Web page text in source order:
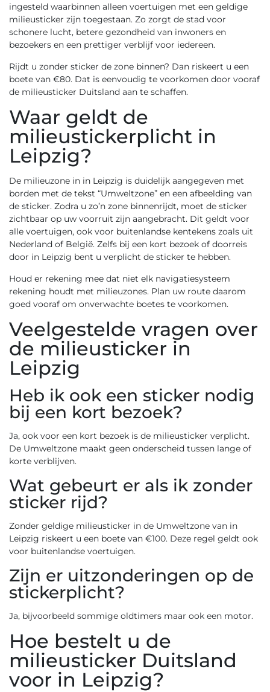
ingesteld waarbinnen alleen voertuigen met een geldige
milieusticker zijn toegestaan. Zo zorgt de stad voor
schonere lucht, betere gezondheid van inwoners en
bezoekers en een prettiger verblijf voor iedereen.
Rijdt u zonder sticker de zone binnen? Dan riskeert u een
boete van €80. Dat is eenvoudig te voorkomen door vooraf
de milieusticker Duitsland aan te schaffen.
Waar geldt de
milieustickerplicht in
Leipzig?
De milieuzone in in Leipzig is duidelijk aangegeven met
borden met de tekst “Umweltzone” en een afbeelding van
de sticker. Zodra u zo’n zone binnenrijdt, moet de sticker
zichtbaar op uw voorruit zijn aangebracht. Dit geldt voor
alle voertuigen, ook voor buitenlandse kentekens zoals uit
Nederland of België. Zelfs bij een kort bezoek of doorreis
door in Leipzig bent u verplicht de sticker te hebben.
Houd er rekening mee dat niet elk navigatiesysteem
rekening houdt met milieuzones. Plan uw route daarom
goed vooraf om onverwachte boetes te voorkomen.
Veelgestelde vragen over
de milieusticker in
Leipzig
Heb ik ook een sticker nodig
bij een kort bezoek?
Ja, ook voor een kort bezoek is de milieusticker verplicht.
De Umweltzone maakt geen onderscheid tussen lange of
korte verblijven.
Wat gebeurt er als ik zonder
sticker rijd?
Zonder geldige milieusticker in de Umweltzone van in
Leipzig riskeert u een boete van €100. Deze regel geldt ook
voor buitenlandse voertuigen.
Zijn er uitzonderingen op de
stickerplicht?
Ja, bijvoorbeeld sommige oldtimers maar ook een motor.
Hoe bestelt u de
milieusticker Duitsland
voor in Leipzig?